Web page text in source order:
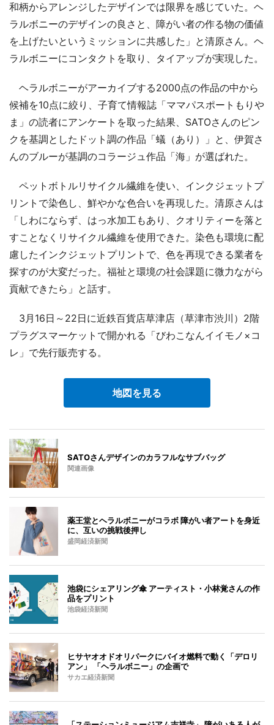
和柄からアレンジしたデザインでは限界を感じていた。ヘ
ラルボニーのデザインの良さと、障がい者の作る物の価値
を上げたいというミッションに共感した」と清原さん。ヘ
ラルボニーにコンタクトを取り、タイアップが実現した。
ヘラルボニーがアーカイブする2000点の作品の中から
候補を10点に絞り、子育て情報誌「ママパスポートもりや
ま」の読者にアンケートを取った結果、SATOさんのピン
クを基調としたドット調の作品「蟻（あり）」と、伊賀さ
んのブルーが基調のコラージュ作品「海」が選ばれた。
ペットボトルリサイクル繊維を使い、インクジェットプ
リントで染色し、鮮やかな色合いを再現した。清原さんは
「しわにならず、はっ水加工もあり、クオリティーを落と
すことなくリサイクル繊維を使用できた。染色も環境に配
慮したインクジェットプリントで、色を再現できる業者を
探すのが大変だった。福祉と環境の社会課題に微力ながら
貢献できたら」と話す。
3月16日～22日に近鉄百貨店草津店（草津市渋川）2階
プラグスマーケットで開かれる「びわこなんイイモノ×コ
レ」で先行販売する。
地図を見る
SATOさんデザインのカラフルなサブバッグ
関連画像
薬王堂とヘラルボニーがコラボ 障がい者アートを身近
に、互いの挑戦後押し
盛岡経済新聞
池袋にシェアリング傘 アーティスト・小林覚さんの作
品をプリント
池袋経済新聞
ヒサヤオオドオリパークにバイオ燃料で動く「デロリ
アン」 「ヘラルボニー」の企画で
サカエ経済新聞